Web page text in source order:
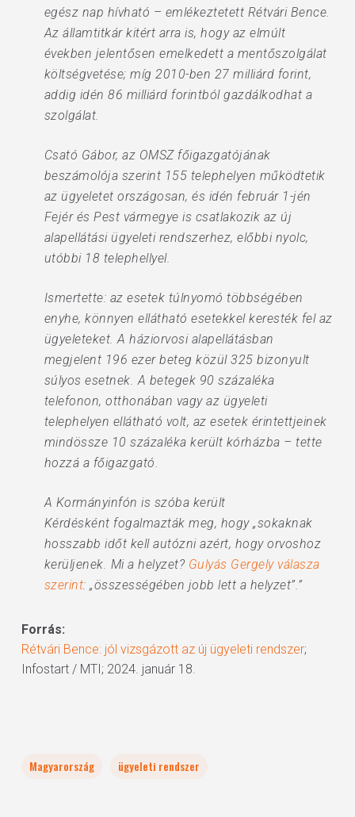
egész nap hívható – emlékeztetett Rétvári Bence.
Az államtitkár kitért arra is, hogy az elmúlt
években jelentősen emelkedett a mentőszolgálat
költségvetése; míg 2010-ben 27 milliárd forint,
addig idén 86 milliárd forintból gazdálkodhat a
szolgálat.
Csató Gábor, az OMSZ főigazgatójának
beszámolója szerint 155 telephelyen működtetik
az ügyeletet országosan, és idén február 1-jén
Fejér és Pest vármegye is csatlakozik az új
alapellátási ügyeleti rendszerhez, előbbi nyolc,
utóbbi 18 telephellyel.
Ismertette: az esetek túlnyomó többségében
enyhe, könnyen ellátható esetekkel keresték fel az
ügyeleteket. A háziorvosi alapellátásban
megjelent 196 ezer beteg közül 325 bizonyult
súlyos esetnek. A betegek 90 százaléka
telefonon, otthonában vagy az ügyeleti
telephelyen ellátható volt, az esetek érintettjeinek
mindössze 10 százaléka került kórházba – tette
hozzá a főigazgató.
A Kormányinfón is szóba került
Kérdésként fogalmazták meg, hogy „sokaknak
hosszabb időt kell autózni azért, hogy orvoshoz
kerüljenek. Mi a helyzet? Gulyás Gergely válasza
szerint: „összességében jobb lett a helyzet”.”
Forrás:
Rétvári Bence: jól vizsgázott az új ügyeleti rendszer;
Infostart / MTI; 2024. január 18.
Magyarország ügyeleti rendszer